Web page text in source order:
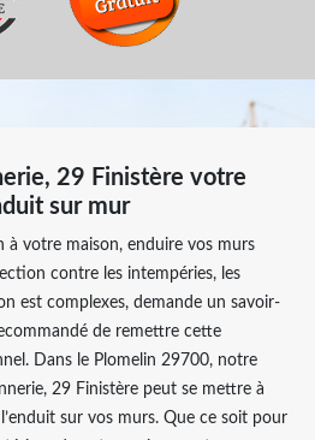
29 Finistère votre
sur mur
à votre maison, enduire vos murs
contre les intempéries, les
est complexes, demande un savoir-
de remettre cette
Dans le Plomelin 29700, notre
29 Finistère peut se mettre à
sur vos murs. Que ce soit pour